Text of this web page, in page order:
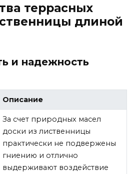
террасных
длиной
и надежность
Описание
За счет природных масел
доски из лиственницы
практически не подвержены
гниению и отлично
выдерживают воздействие